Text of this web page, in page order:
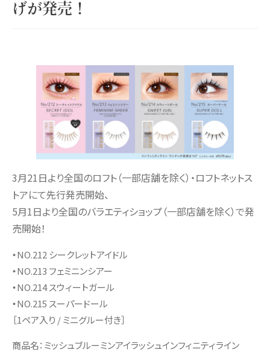
げが発売！
3月21日より全国のロフト（一部店舗を除く）・ロフトネットス
トアにて先行発売開始、
5月1日より全国のバラエティショップ（一部店舗を除く）で発
売開始！
・NO.212 シークレットアイドル
・NO.213 フェミニンシアー
・NO.214 スウィートガール
・NO.215 スーパードール
［1ペア入り / ミニグルー付き］
商品名：ミッシュブルーミンアイラッシュインフィニティライン